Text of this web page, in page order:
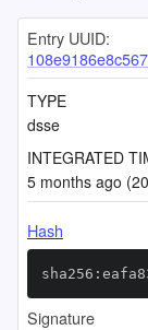
Entry UUID:
TYPE
dsse
INTEGRATED
5 months ago
Hash
Signature